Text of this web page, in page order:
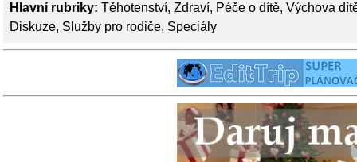
Hlavní rubriky: Těhotenství, Zdraví, Péče o dítě, Výchova
Diskuze, Služby pro rodiče, Speciály